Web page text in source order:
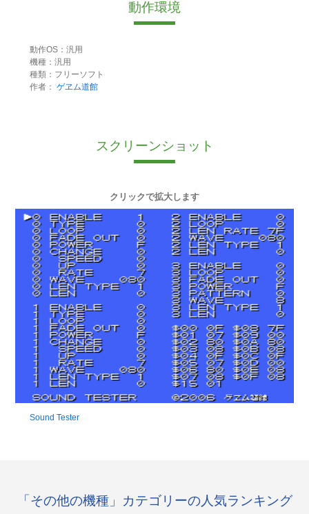
動作環境
動作OS：汎用
機種：汎用
種類：フリーソフト
作者： ゲヱム道館
スクリーンショット
クリックで拡大します
Sound Tester
「その他の機種」カテゴリーの人気ランキング